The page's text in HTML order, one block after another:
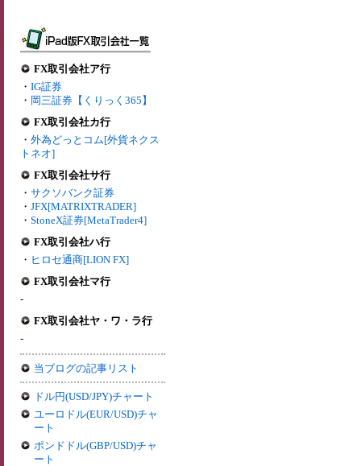
FX取引会社ア行
・ IG証券
・ 岡三証券【くりっく365】
FX取引会社カ行
・ 外為どっとコム[外貨ネクス
トネオ]
FX取引会社サ行
・ サクソバンク証券
・ JFX[MATRIXTRADER]
・ StoneX証券[MetaTrader4]
FX取引会社ハ行
・ ヒロセ通商[LION FX]
FX取引会社マ行
-
FX取引会社ヤ・ワ・ラ行
-
当ブログの記事リスト
ドル円(USD/JPY)チャート
ユーロドル(EUR/USD)チャ
ート
ポンドドル(GBP/USD)チャ
ート